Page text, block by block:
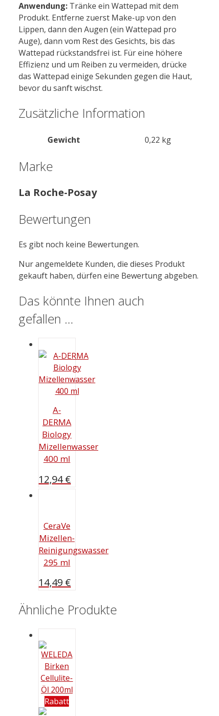
Anwendung: Tränke ein Wattepad mit dem
Produkt. Entferne zuerst Make-up von den
Lippen, dann den Augen (ein Wattepad pro
Auge), dann vom Rest des Gesichts, bis das
Wattepad rückstandsfrei ist. Für eine höhere
Effizienz und um Reiben zu vermeiden, drücke
das Wattepad einige Sekunden gegen die Haut,
bevor du sanft wischst.
Zusätzliche Information
Gewicht 0,22 kg
Marke
La Roche-Posay
Bewertungen
Es gibt noch keine Bewertungen.
Nur angemeldete Kunden, die dieses Produkt
gekauft haben, dürfen eine Bewertung abgeben.
Das könnte Ihnen auch
gefallen …
A-
DERMA
Biology
Mizellenwasser
400 ml
12,94€
CeraVe
Mizellen-
Reinigungswasser
295 ml
14,49 €
Ähnliche Produkte
Rabatt